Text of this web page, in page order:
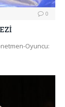
0
Oyuncu: